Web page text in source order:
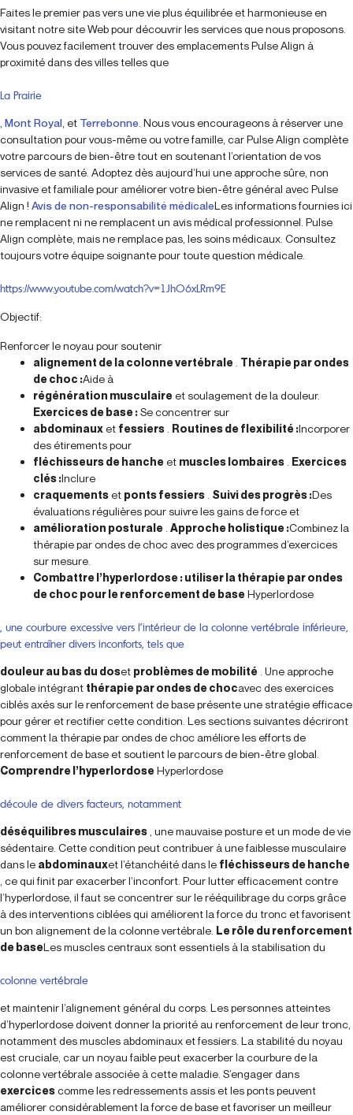
Faites le premier pas vers une vie plus équilibrée et harmonieuse en
visitant notre site Web pour découvrir les services que nous proposons.
Vous pouvez facilement trouver des emplacements Pulse Align à
proximité dans des villes telles que
La Prairie
, Mont Royal, et Terrebonne. Nous vous encourageons à réserver une
consultation pour vous-même ou votre famille, car Pulse Align complète
votre parcours de bien-être tout en soutenant l’orientation de vos
services de santé. Adoptez dès aujourd’hui une approche sûre, non
invasive et familiale pour améliorer votre bien-être général avec Pulse
Align ! Avis de non-responsabilité médicaleLes informations fournies ici
ne remplacent ni ne remplacent un avis médical professionnel. Pulse
Align complète, mais ne remplace pas, les soins médicaux. Consultez
toujours votre équipe soignante pour toute question médicale.
https://www.youtube.com/watch?v=1JhO6xLRm9E
Objectif:
Renforcer le noyau pour soutenir
alignement de la colonne vertébrale Thérapie par ondes
de choc :Aide à
régénération musculaireet soulagement de la douleur.
Exercices de base :Se concentrer sur
abdominauxet fessiers Routines de flexibilité :Incorporer
des étirements pour
fléchisseurs de hancheet muscles lombaires Exercices
clés :Inclure
craquementset ponts fessiers Suivi des progrès :Des
évaluations régulières pour suivre les gains de force et
amélioration posturale Approche holistique :Combinez la
thérapie par ondes de choc avec des programmes d’exercices
sur mesure.
Combattre l’hyperlordose : utiliser la thérapie par ondes
de choc pour le renforcement de baseHyperlordose
, une courbure excessive vers l’intérieur de la colonne vertébrale inférieure,
peut entraîner divers inconforts, tels que
douleur au bas du doset problèmes de mobilité . Une approche
globale intégrant thérapie par ondes de chocavec des exercices
ciblés axés sur le renforcement de base présente une stratégie efficace
pour gérer et rectifier cette condition. Les sections suivantes décriront
comment la thérapie par ondes de choc améliore les efforts de
renforcement de base et soutient le parcours de bien-être global.
Comprendre l’hyperlordoseHyperlordose
découle de divers facteurs, notamment
déséquilibres musculaires , une mauvaise posture et un mode de vie
sédentaire. Cette condition peut contribuer à une faiblesse musculaire
dans le abdominauxet l’étanchéité dans le fléchisseurs de hanche
, ce qui finit par exacerber l’inconfort. Pour lutter efficacement contre
l’hyperlordose, il faut se concentrer sur le rééquilibrage du corps grâce
à des interventions ciblées qui améliorent la force du tronc et favorisent
un bon alignement de la colonne vertébrale. Le rôle du renforcement
de baseLes muscles centraux sont essentiels à la stabilisation du
colonne vertébrale
et maintenir l’alignement général du corps. Les personnes atteintes
d’hyperlordose doivent donner la priorité au renforcement de leur tronc,
notamment des muscles abdominaux et fessiers. La stabilité du noyau
est cruciale, car un noyau faible peut exacerber la courbure de la
colonne vertébrale associée à cette maladie. S’engager dans
exercicescomme les redressements assis et les ponts peuvent
améliorer considérablement la force de base et favoriser un meilleur